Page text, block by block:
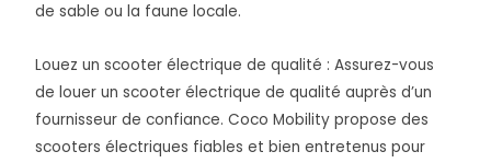
de sable ou la faune locale.
Louez un scooter électrique de qualité : Assurez-vous
de louer un scooter électrique de qualité auprès d’un
fournisseur de confiance. Coco Mobility propose des
scooters électriques fiables et bien entretenus pour